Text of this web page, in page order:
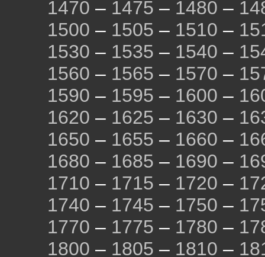
1470 – 1475 – 1480 –
1500 – 1505 – 1510 –
1530 – 1535 – 1540 –
1560 – 1565 – 1570 –
1590 – 1595 – 1600 –
1620 – 1625 – 1630 –
1650 – 1655 – 1660 –
1680 – 1685 – 1690 –
1710 – 1715 – 1720 –
1740 – 1745 – 1750 –
1770 – 1775 – 1780 –
1800 – 1805 – 1810 –